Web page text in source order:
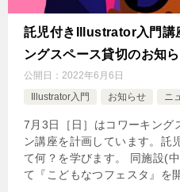
託児付きIllustrator入門講
ングスペース貸切のお知
公開日： 2022年6月6日
Illustrator入門
お知らせ ニ
7月3日［日］はコワーキング
ン講座を計画しています。託
て何？を学びます。 同施設(
て『こどもなつフェスタ』